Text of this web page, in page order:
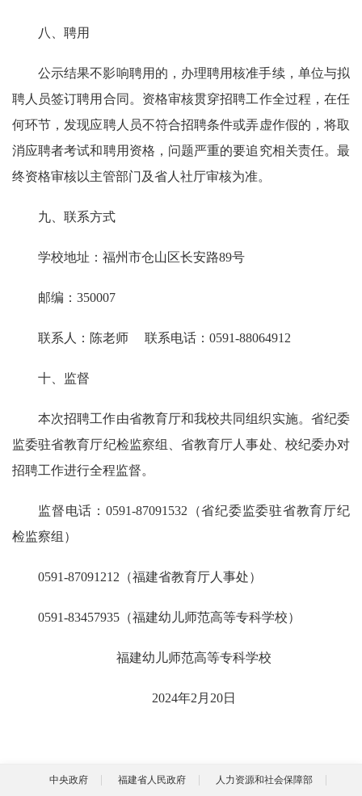
八、聘用
公示结果不影响聘用的，办理聘用核准手续，单位与拟
聘人员签订聘用合同。资格审核贯穿招聘工作全过程，在任
何环节，发现应聘人员不符合招聘条件或弄虚作假的，将取
消应聘者考试和聘用资格，问题严重的要追究相关责任。最
终资格审核以主管部门及省人社厅审核为准。
九、联系方式
学校地址：福州市仓山区长安路89号
邮编：350007
联系人：陈老师 联系电话：0591-88064912
十、监督
本次招聘工作由省教育厅和我校共同组织实施。省纪委
监委驻省教育厅纪检监察组、省教育厅人事处、校纪委办对
招聘工作进行全程监督。
监督电话：0591-87091532（省纪委监委驻省教育厅纪
检监察组）
0591-87091212（福建省教育厅人事处）
0591-83457935（福建幼儿师范高等专科学校）
福建幼儿师范高等专科学校
2024年2月20日
中央政府 福建省人民政府 人力资源和社会保障部